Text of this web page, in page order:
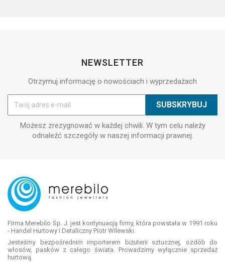
NEWSLETTER
Otrzymuj informację o nowościach i wyprzedażach
Możesz zrezygnować w każdej chwili. W tym celu należy
odnaleźć szczegóły w naszej informacji prawnej.
Firma Merebilo Sp. J. jest kontynuacją firmy, która powstała w 1991 roku
- Handel Hurtowy i Detaliczny Piotr Wilewski.
Jesteśmy bezpośrednim importerem biżuterii sztucznej, ozdób do
włosów, pasków z całego świata. Prowadzimy wyłącznie sprzedaż
hurtową.